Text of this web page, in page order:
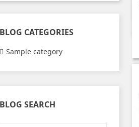
BLOG CATEGORIES
Sample category
BLOG SEARCH